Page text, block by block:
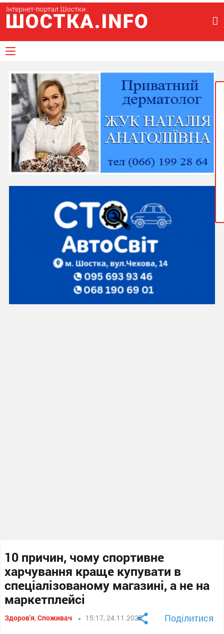
10 причин, чому спортивне
харчування краще купувати в
спеціалізованому магазині, а не на
маркетплейсі
Здоров'я,Споживач 15:17, 24.11.2025 Поділитися